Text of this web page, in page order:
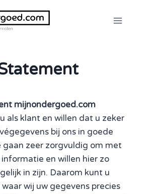
mijnondergoed.com
als klant en willen dat u zeker
bij ons in goede
gaan zeer zorgvuldig om met
en willen hier zo
in zijn. Daarom kunt u
wij uw gegevens precies